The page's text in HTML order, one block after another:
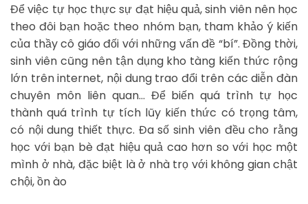
Để việc tự học thực sự đạt hiệu quả, sinh viên nên học
theo đôi bạn hoặc theo nhóm bạn, tham khảo ý kiến
của thầy cô giáo đối với những vấn đề “bí”. Đồng thời,
sinh viên cũng nên tận dụng kho tàng kiến thức rộng
lớn trên internet, nội dung trao đổi trên các diễn đàn
chuyên môn liên quan… Để biến quá trình tự học
thành quá trình tự tích lũy kiến thức có trọng tâm,
có nội dung thiết thực. Đa số sinh viên đều cho rằng
học với bạn bè đạt hiệu quả cao hơn so với học một
mình ở nhà, đặc biệt là ở nhà trọ với không gian chật
chội, ồn ào